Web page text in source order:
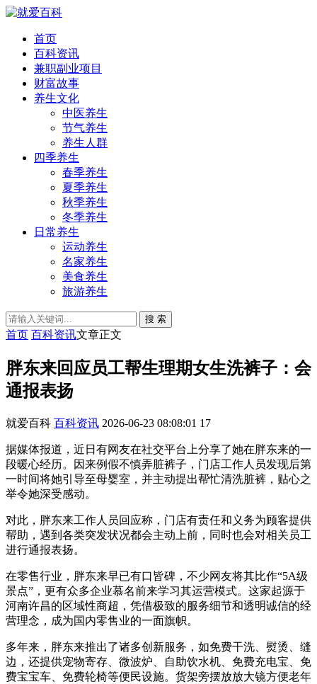
首页
百科资讯
兼职副业项目
财富故事
养生文化
中医养生
节气养生
养生人群
四季养生
春季养生
夏季养生
秋季养生
冬季养生
日常养生
运动养生
名家养生
美食养生
旅游养生
搜 索
首页 百科资讯文章正文
胖东来回应员工帮生理期女生洗裤子：会
通报表扬
就爱百科 百科资讯 2026-06-23 08:08:01 17
据媒体报道，近日有网友在社交平台上分享了她在胖东来的一
段暖心经历。因来例假不慎弄脏裤子，门店工作人员发现后第
一时间将她引导至母婴室，并主动提出帮忙清洗脏裤，贴心之
举令她深受感动。
对此，胖东来工作人员回应称，门店有责任和义务为顾客提供
帮助，遇到各类突发状况都会主动上前，同时也会对相关员工
进行通报表扬。
在零售行业，胖东来早已有口皆碑，不少网友将其比作“5A级
景点”，更有众多企业慕名前来学习其运营模式。这家起源于
河南许昌的区域性商超，凭借极致的服务细节和透明诚信的经
营理念，成为国内零售业的一面旗帜。
多年来，胖东来推出了诸多创新服务，如免费干洗、熨烫、缝
边，还提供宠物寄存、微波炉、自助饮水机、免费充电宝、免
费宝宝车、免费轮椅等便民设施。货架旁摆放放大镜方便老年